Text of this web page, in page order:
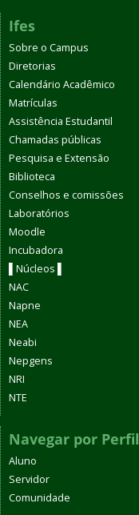
Ifes
Sobre o Campus
Diretorias
Calendário Acadêmico
Matrículas
Assistência Estudantil
Chamadas públicas
Pesquisa e Extensão
Biblioteca
Conselhos e comissões
Laboratórios
Moodle
Incubadora
▌Núcleos ▌
NAC
Napne
NEA
Neabi
Nepgens
NRI
NTE
Navegar por Perfil
Aluno
Servidor
Comunidade